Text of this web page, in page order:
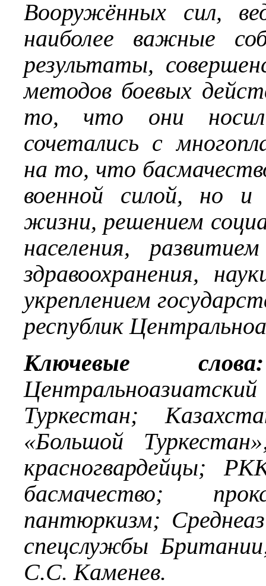
Вооружённых сил,
наиболее важные
результаты,
методов боевых
то, что они
сочетались с
на то, что
военной силой, но и
жизни, решением
населения,
здравоохранения,
укреплением
республик
Ключевые слова:
Туркестан;
«Большой
красногвардейцы;
басмачество;
пантюркизм;
спецслужбы
С.С. Каменев.